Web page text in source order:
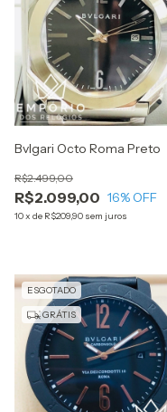
Bvlgari Octo Roma Preto
R$2.099,00
R$2.499,00
16% OFF
10x de R$209,90 sem juros
ESGOTADO
GRÁTIS